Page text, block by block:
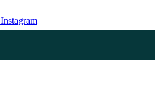
Instagram